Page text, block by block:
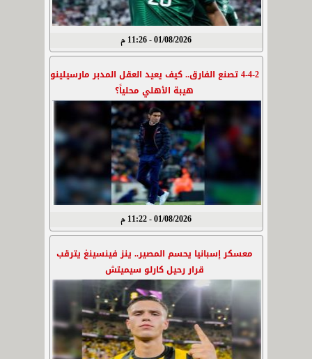
01/08/2026 - 11:26 م
4-4-2 تصنع الفارق.. كيف يعيد العقل المدبر مارسيلينو
هيبة الأهلي محلياً؟
01/08/2026 - 11:22 م
معسكر إسبانيا يحسم المصير.. ينز فينسينغ يترقب
قرار رحيل كارلو سيميتش